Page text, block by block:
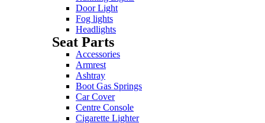
Door Light
Fog lights
Headlights
Seat Parts
Accessories
Armrest
Ashtray
Boot Gas Springs
Car Cover
Centre Console
Cigarette Lighter